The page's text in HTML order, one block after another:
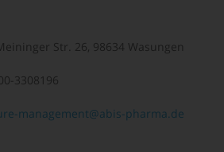
Str. 26, 98634 Wasungen
3308196
management@abis-pharma.de